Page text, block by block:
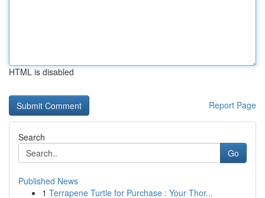
HTML is disabled
Report Page
Search
Go
Published News
1 Terrapene Turtle for Purchase : Your Thor...